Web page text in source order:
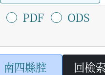
PDF ODS
南四縣腔 回檢